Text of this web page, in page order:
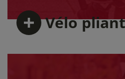
Vélopliant